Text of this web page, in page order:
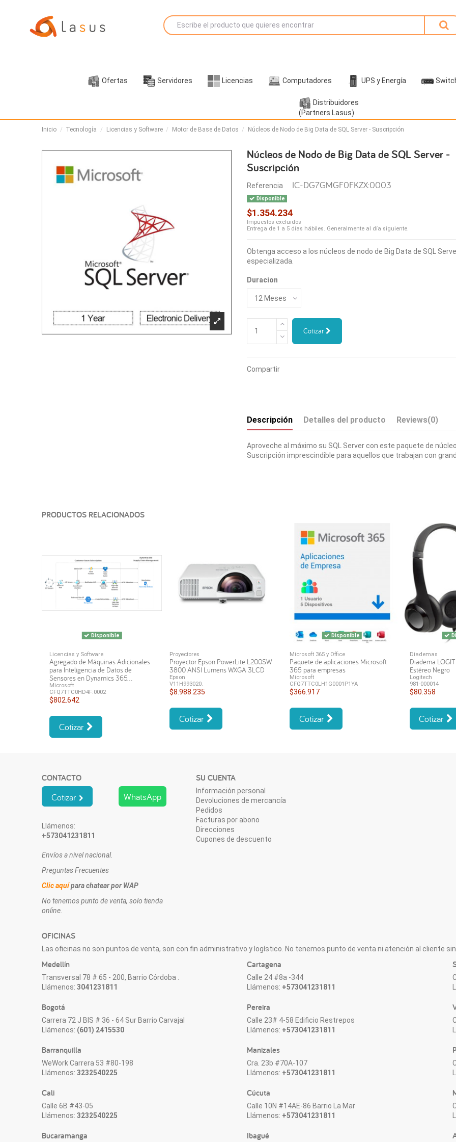
Ofertas Servidores Licencias Computadores UPS y Energía
Distribuidores
(Partners Lasus)
Inicio Tecnología Licencias y Software Motor de Base de Datos Núcleos de Nodo de Big Data de SQL Server - Suscripción
Núcleos de Nodo de Big Data de SQL Server -
Suscripción
Referencia IC-DG7GMGF0FKZX:0003
Disponible
$1.354.234
Impuestos excluidos
Entrega de 1 a 5 días hábiles. Generalmente al día siguiente.
Obtenga acceso a los núcleos de nodo de Big Data de SQL
especializada.
Duracion
Cotizar
Compartir
Descripción Detalles del producto Reviews(0)
Aproveche al máximo su SQL Server con este paquete de
Suscripción imprescindible para aquellos que trabajan con
PRODUCTOS RELACIONADOS
Disponible
Licencias y Software
Agregado de Máquinas Adicionales
para Inteligencia de Datos de
Sensores en Dynamics 365...
Microsoft
CFQ7TTC0HD4F:0002
$802.642
Cotizar
Proyectores
Proyector Epson PowerLite L200SW
3800 ANSI Lumens WXGA 3LCD
Epson
V11H993020.
$8.988.235
Cotizar
Disponible
Microsoft 365 y Office
Paquete de aplicaciones Microsoft
365 para empresas
Microsoft
CFQ7TTC0LH1G0001P1YA
$366.917
Cotizar
Diademas
Diadema
Estéreo Negro
Logitech
981-000014
$80.358
Cotizar
CONTACTO
Cotizar
Llámenos:
+573041231811
WhatsApp
Envíos a nivel nacional.
Preguntas Frecuentes
Clic aquípara chatear por WAP
No tenemos punto de venta, solo tienda
online.
OFICINAS
Las oficinas no son puntos de venta, son con fin administrativo y logístico. No tenemos punto de venta ni atención al cliente
Medellín
Transversal 78 # 65 - 200, Barrio Córdoba .
Llámenos:3041231811
Bogotá
Carrera 72 J BIS # 36 - 64 Sur Barrio Carvajal
Llámenos: (601) 2415530
Barranquilla
WeWork Carrera 53 #80-198
Llámenos:3232540225
Cali
Calle 6B #43-05
Llámenos:3232540225
Bucaramanga
Cartagena
Calle 24 #8a -344
Llámenos: +573041231811
Pereira
Calle 23# 4-58 Edificio Restrepos
Llámenos: +573041231811
Manizales
Cra. 23b #70A-107
Llámenos: +573041231811
Cúcuta
Calle 10N #14AE-86 Barrio La Mar
Llámenos: +573041231811
Ibagué
SU CUENTA
Información personal
Devoluciones de mercancía
Pedidos
Facturas por abono
Direcciones
Cupones de descuento